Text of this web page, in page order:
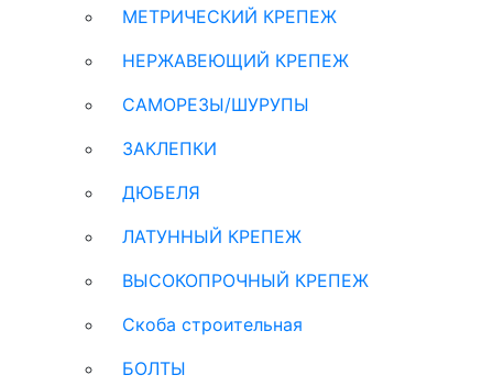
МЕТРИЧЕСКИЙ КРЕПЕЖ
НЕРЖАВЕЮЩИЙ КРЕПЕЖ
САМОРЕЗЫ/ШУРУПЫ
ЗАКЛЕПКИ
ДЮБЕЛЯ
ЛАТУННЫЙ КРЕПЕЖ
ВЫСОКОПРОЧНЫЙ КРЕПЕЖ
Скоба строительная
БОЛТЫ